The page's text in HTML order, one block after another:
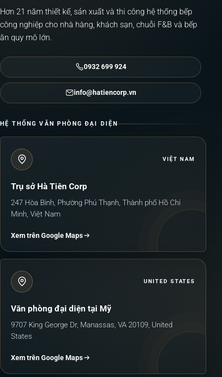
Hơn 21 năm thiết kế, sản xuất và thi công hệ thống bếp
công nghiệp cho nhà hàng, khách sạn, chuỗi F&B và bếp
ăn quy mô lớn.
0932 699 924
info@hatiencorp.vn
HỆ THỐNG VĂN PHÒNG ĐẠI DIỆN
VIỆT NAM
Trụ sở Hà Tiên Corp
247 Hòa Bình, Phường Phú Thạnh, Thành phố Hồ Chí
Minh, Việt Nam
Xem trên Google Maps
UNITED STATES
Văn phòng đại diện tại Mỹ
9707 King George Dr, Manassas, VA 20109, United
States
Xem trên Google Maps